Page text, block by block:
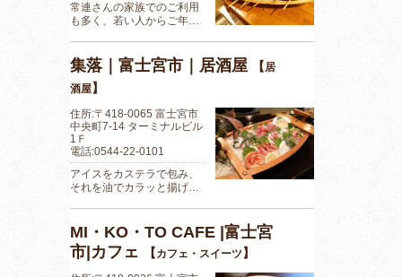
常連さんの家族でのご利用
も多く、若い人からご年…
集落｜富士宮市｜居酒屋 【居
酒屋】
住所:〒418-0065 富士宮市
中央町7-14 ターミナルビル
1Ｆ
電話:0544-22-0101
アイスをカステラで包み、
それを油でカラッと揚げ…
MI・KO・TO CAFE |富士宮
市|カフェ
【カフェ・スイーツ】